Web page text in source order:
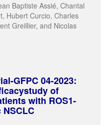
Baptiste Assié, Chantal
Hubert Curcio, Charles
Greillier, and Nicolas
GFPC 04-2023:
of
with ROS1-